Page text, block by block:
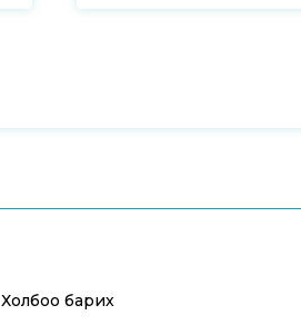
Холбоо барих